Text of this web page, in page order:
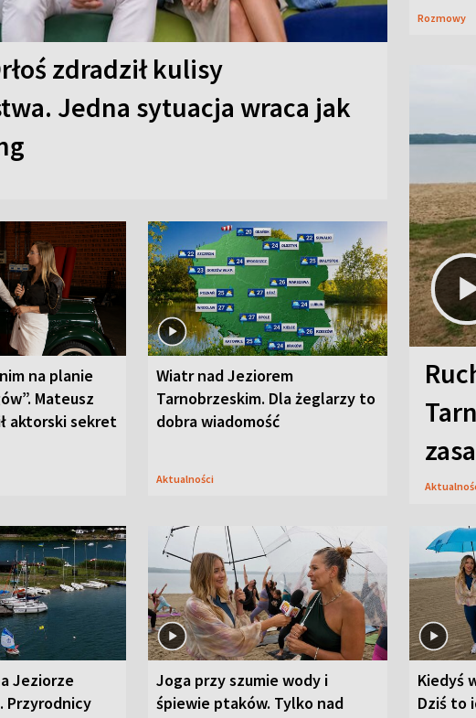
zdradził kulisy
Jedna sytuacja wraca jak
Rozmowy
na planie
Mateusz
aktorski sekret
Wiatr nad Jeziorem
Tarnobrzeskim. Dla żeglarzy to
dobra wiadomość
Aktualności
Jeziorze
Przyrodnicy
Joga przy szumie wody i
śpiewie ptaków. Tylko nad
Kiedyś
Dziś to